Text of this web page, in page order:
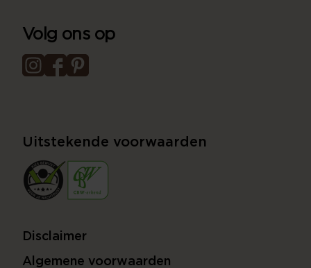
Volg ons op
Uitstekende voorwaarden
Disclaimer
Algemene voorwaarden